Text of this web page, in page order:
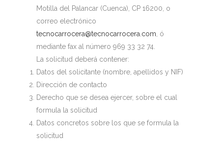
Motilla del Palancar (Cuenca), CP 16200, o
correo electrónico
tecnocarrocera@tecnocarrocera.com , ó
mediante fax al número 969 33 32 74.
La solicitud deberá contener:
Datos del solicitante (nombre, apellidos y NIF)
Dirección de contacto
Derecho que se desea ejercer, sobre el cual
formula la solicitud
Datos concretos sobre los que se formula la
solicitud